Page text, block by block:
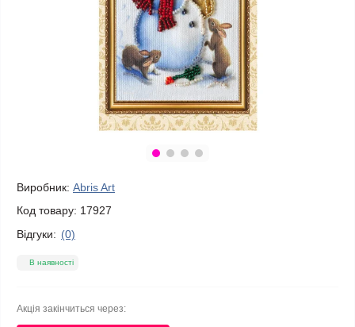
Виробник: Abris Art
Код товару: 17927
Відгуки: (0)
В наявності
Акція закінчиться через: